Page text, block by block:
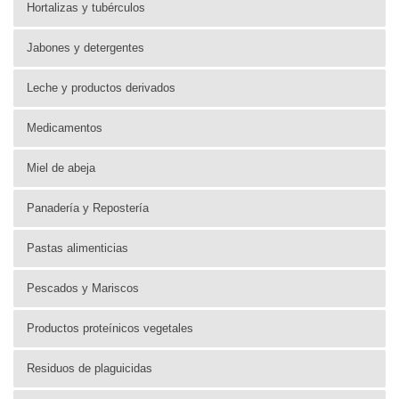
Hortalizas y tubérculos
Jabones y detergentes
Leche y productos derivados
Medicamentos
Miel de abeja
Panadería y Repostería
Pastas alimenticias
Pescados y Mariscos
Productos proteínicos vegetales
Residuos de plaguicidas